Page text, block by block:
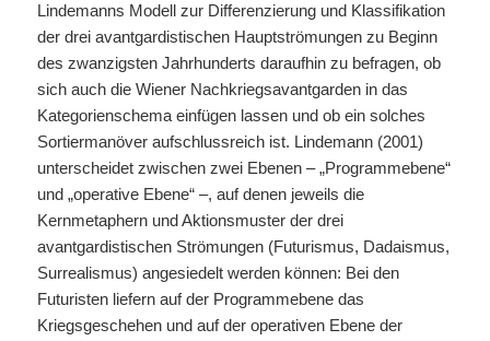
Lindemanns Modell zur Differenzierung und Klassifikation
der drei avantgardistischen Hauptströmungen zu Beginn
des zwanzigsten Jahrhunderts daraufhin zu befragen, ob
sich auch die Wiener Nachkriegsavantgarden in das
Kategorienschema einfügen lassen und ob ein solches
Sortiermanöver aufschlussreich ist. Lindemann (2001)
unterscheidet zwischen zwei Ebenen – „Programmebene“
und „operative Ebene“ –, auf denen jeweils die
Kernmetaphern und Aktionsmuster der drei
avantgardistischen Strömungen (Futurismus, Dadaismus,
Surrealismus) angesiedelt werden können: Bei den
Futuristen liefern auf der Programmebene das
Kriegsgeschehen und auf der operativen Ebene der